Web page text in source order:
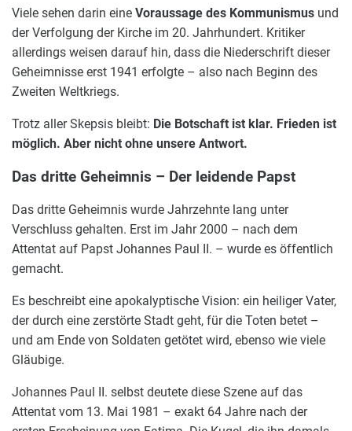
Viele sehen darin eine Voraussage des Kommunismus und
der Verfolgung der Kirche im 20. Jahrhundert. Kritiker
allerdings weisen darauf hin, dass die Niederschrift dieser
Geheimnisse erst 1941 erfolgte – also nach Beginn des
Zweiten Weltkriegs.
Trotz aller Skepsis bleibt: Die Botschaft ist klar. Frieden ist
möglich. Aber nicht ohne unsere Antwort.
Das dritte Geheimnis – Der leidende Papst
Das dritte Geheimnis wurde Jahrzehnte lang unter
Verschluss gehalten. Erst im Jahr 2000 – nach dem
Attentat auf Papst Johannes Paul II. – wurde es öffentlich
gemacht.
Es beschreibt eine apokalyptische Vision: ein heiliger Vater,
der durch eine zerstörte Stadt geht, für die Toten betet –
und am Ende von Soldaten getötet wird, ebenso wie viele
Gläubige.
Johannes Paul II. selbst deutete diese Szene auf das
Attentat vom 13. Mai 1981 – exakt 64 Jahre nach der